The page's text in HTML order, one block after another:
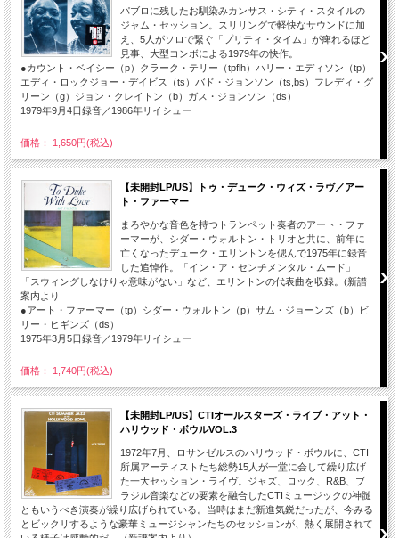
パブロに残したお馴染みカンサス・シティ・スタイルの
ジャム・セッション。スリリングで軽快なサウンドに加
え、5人がソロで繋ぐ「プリティ・タイム」が痺れるほど
見事、大型コンボによる1979年の快作。
●カウント・ベイシー（p）クラーク・テリー（tpflh）ハリー・エディソン（tp）
エディ・ロックジョー・デイビス（ts）バド・ジョンソン（ts,bs）フレディ・グ
リーン（g）ジョン・クレイトン（b）ガス・ジョンソン（ds）
1979年9月4日録音／1986年リイシュー
価格： 1,650円(税込)
【未開封LP/US】トゥ・デューク・ウィズ・ラヴ／アー
ト・ファーマー
まろやかな音色を持つトランペット奏者のアート・ファ
ーマーが、シダー・ウォルトン・トリオと共に、前年に
亡くなったデューク・エリントンを偲んで1975年に録音
した追悼作。「イン・ア・センチメンタル・ムード」
「スウィングしなけりゃ意味がない」など、エリントンの代表曲を収録。(新譜
案内より
●アート・ファーマー（tp）シダー・ウォルトン（p）サム・ジョーンズ（b）ビ
リー・ヒギンズ（ds）
1975年3月5日録音／1979年リイシュー
価格： 1,740円(税込)
【未開封LP/US】CTIオールスターズ・ライブ・アット・
ハリウッド・ボウルVOL.3
1972年7月、ロサンゼルスのハリウッド・ボウルに、CTI
所属アーティストたち総勢15人が一堂に会して繰り広げ
た一大セッション・ライヴ。ジャズ、ロック、R&B、ブ
ラジル音楽などの要素を融合したCTIミュージックの神髄
ともいうべき演奏が繰り広げられている。当時はまだ新進気鋭だったが、今みる
とビックリするような豪華ミュージシャンたちのセッションが、熱く展開されて